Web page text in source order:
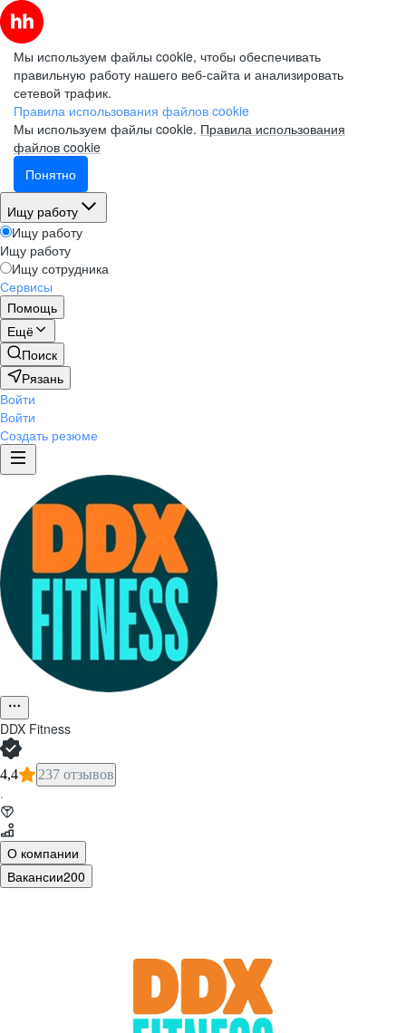
Мы используем файлы cookie, чтобы обеспечивать
правильную работу нашего веб-сайта и анализировать
сетевой трафик.
Правила использования файлов cookie
Мы используем файлы cookie. Правила использования
файлов cookie
Понятно
Ищу работу
Ищу работу
Ищу работу
Ищу сотрудника
Сервисы
Помощь
Ещё
Поиск
Рязань
Войти
Войти
Создать резюме
DDX Fitness
4,4 237 отзывов
·
О компании
Вакансии200